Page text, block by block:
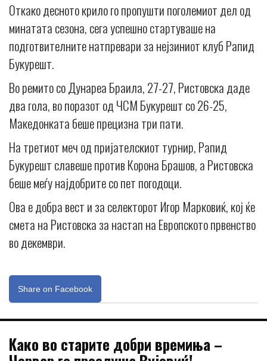
Откако десното крило го пропушти поголемиот дел од
минатата сезона, сега успешно стартуваше на
подготвителните натпревари за нејзиниот клуб Рапид
Букурешт.
Во ремито со Дунареа Браила, 27-27, Ристовска даде
два гола, во поразот од ЧСМ Букурешт со 26-25,
Македонката беше прецизна три пати.
На третиот меч од пријателскиот турнир, Рапид
Букурешт славеше против Корона Брашов, а Ристовска
беше меѓу најдобрите со пет погодоци.
Ова е добра вест и за селекторот Игор Марковиќ, кој ќе
смета на Ристовска за настап на Европското првенство
во декември.
Share on Facebook
Kaко во старите добри времиња –